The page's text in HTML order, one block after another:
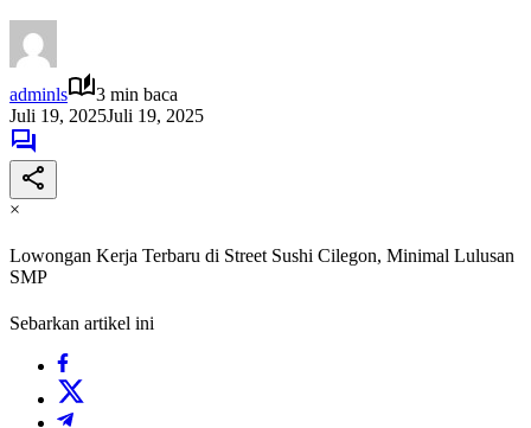
adminls
3 min baca
Juli 19, 2025Juli 19, 2025
×
Lowongan Kerja Terbaru di Street Sushi Cilegon, Minimal Lulusan
SMP
Sebarkan artikel ini